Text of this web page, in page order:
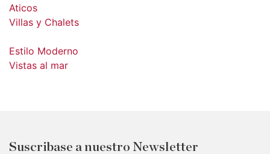
Aticos
Villas y Chalets
Estilo Moderno
Vistas al mar
Suscribase a nuestro Newsletter